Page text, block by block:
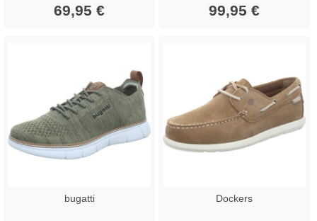
69,95 € 99,95 €
bugatti Dockers